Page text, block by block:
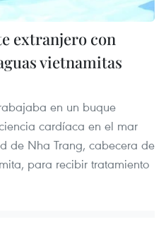
extranjero con
vietnamitas
en un buque
cardíaca en el mar
de Nha Trang, cabecera de
para recibir tratamiento